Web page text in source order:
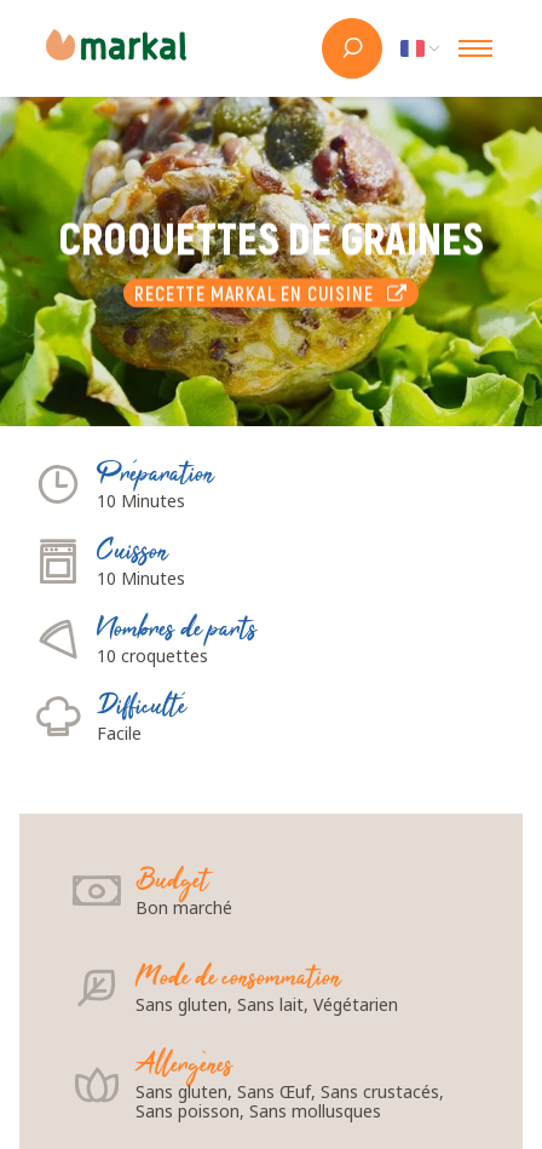
CROQUETTES DE GRAINES
RECETTE MARKAL EN CUISINE
Préparation
10 Minutes
Cuisson
10 Minutes
Nombres de parts
10 croquettes
Difficulté
Facile
Budget
Bon marché
Mode de consommation
Sans gluten, Sans lait, Végétarien
Allergènes
Sans gluten, Sans Œuf, Sans crustacés,
Sans poisson, Sans mollusques